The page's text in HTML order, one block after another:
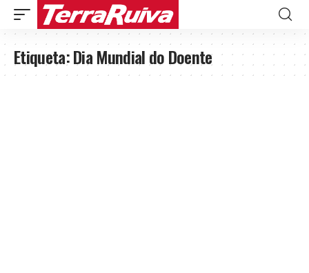
Etiqueta:Dia Mundial do Doente